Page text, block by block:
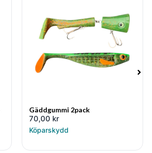
Gäddgummi 2pack
70,00 kr
Köparskydd